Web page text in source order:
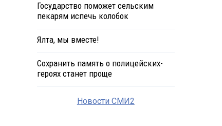
Государство поможет сельским
пекарям испечь колобок
Ялта, мы вместе!
Сохранить память о полицейских-
героях станет проще
Новости СМИ2